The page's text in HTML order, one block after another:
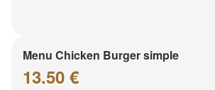
Menu Chicken Burger simple
13.50 €